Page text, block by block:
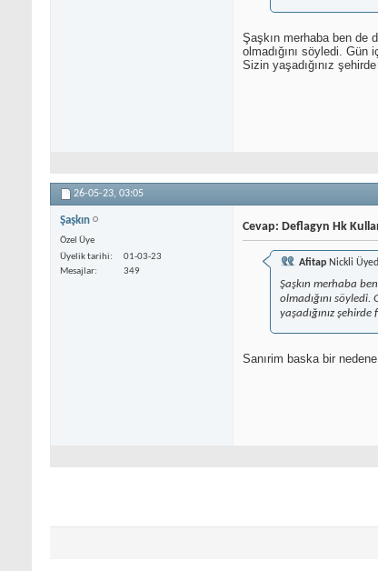
Şaşkın merhaba ben de
olmadığını söyledi.
Sizin yaşadığınız
26-05-23, 03:05
Şaşkın
Özel Üye
Üyelik tarihi
01-03-23
Mesajlar
349
Cevap: Deflagyn Hk
Afitap Nickli
Şaşkın merhaba
olmadığını
yaşadığınız
Sanırim baska bir